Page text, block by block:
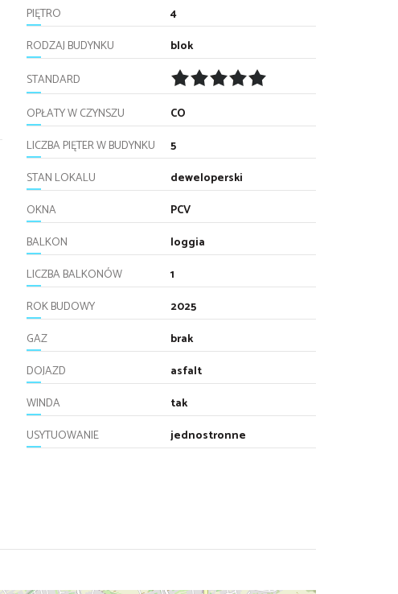
PIĘTRO
4
RODZAJ BUDYNKU
blok
STANDARD
OPŁATY W CZYNSZU
CO
LICZBA PIĘTER W BUDYNKU
5
STAN LOKALU
deweloperski
OKNA
PCV
BALKON
loggia
LICZBA BALKONÓW
1
ROK BUDOWY
2025
GAZ
brak
DOJAZD
asfalt
WINDA
tak
USYTUOWANIE
jednostronne